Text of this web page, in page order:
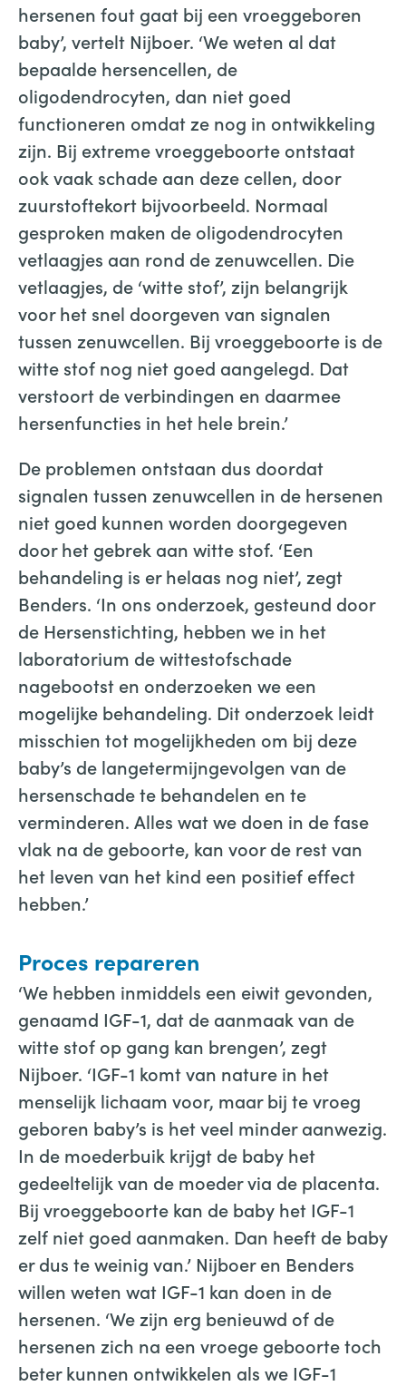
hersenen fout gaat bij een vroeggeboren
baby’, vertelt Nijboer. ‘We weten al dat
bepaalde hersencellen, de
oligodendrocyten, dan niet goed
functioneren omdat ze nog in ontwikkeling
zijn. Bij extreme vroeggeboorte ontstaat
ook vaak schade aan deze cellen, door
zuurstoftekort bijvoorbeeld. Normaal
gesproken maken de oligodendrocyten
vetlaagjes aan rond de zenuwcellen. Die
vetlaagjes, de ‘witte stof’, zijn belangrijk
voor het snel doorgeven van signalen
tussen zenuwcellen. Bij vroeggeboorte is de
witte stof nog niet goed aangelegd. Dat
verstoort de verbindingen en daarmee
hersenfuncties in het hele brein.’
De problemen ontstaan dus doordat
signalen tussen zenuwcellen in de hersenen
niet goed kunnen worden doorgegeven
door het gebrek aan witte stof. ‘Een
behandeling is er helaas nog niet’, zegt
Benders. ‘In ons onderzoek, gesteund door
de Hersenstichting, hebben we in het
laboratorium de wittestofschade
nagebootst en onderzoeken we een
mogelijke behandeling. Dit onderzoek leidt
misschien tot mogelijkheden om bij deze
baby’s de langetermijngevolgen van de
hersenschade te behandelen en te
verminderen. Alles wat we doen in de fase
vlak na de geboorte, kan voor de rest van
het leven van het kind een positief effect
hebben.’
Proces repareren
‘We hebben inmiddels een eiwit gevonden,
genaamd IGF-1, dat de aanmaak van de
witte stof op gang kan brengen’, zegt
Nijboer. ‘IGF-1 komt van nature in het
menselijk lichaam voor, maar bij te vroeg
geboren baby’s is het veel minder aanwezig.
In de moederbuik krijgt de baby het
gedeeltelijk van de moeder via de placenta.
Bij vroeggeboorte kan de baby het IGF-1
zelf niet goed aanmaken. Dan heeft de baby
er dus te weinig van.’ Nijboer en Benders
willen weten wat IGF-1 kan doen in de
hersenen. ‘We zijn erg benieuwd of de
hersenen zich na een vroege geboorte toch
beter kunnen ontwikkelen als we IGF-1